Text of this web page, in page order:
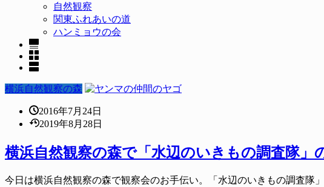
自然観察
関東ふれあいの道
ハンミョウの会
横浜自然観察の森
2016年7月24日
2019年8月28日
横浜自然観察の森で「水辺のいきもの調査隊」
今日は横浜自然観察の森で観察会のお手伝い。「水辺のいきもの調査隊